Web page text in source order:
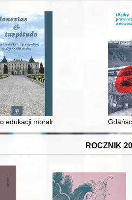
średniowiecza do dziś
edukacji moralnej synów szlacheckich w
ROCZNIK